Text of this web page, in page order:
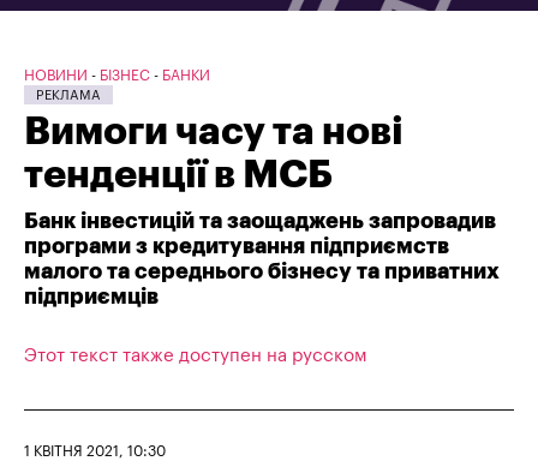
НОВИНИ БІЗНЕС БАНКИ
PEKЛAMA
Вимоги часу та нові
тенденції в МСБ
Банк інвестицій та заощаджень запровадив
програми з кредитування підприємств
малого та середнього бізнесу та приватних
підприємців
Этот текст также доступен на русском
1 КВІТНЯ 2021, 10:30